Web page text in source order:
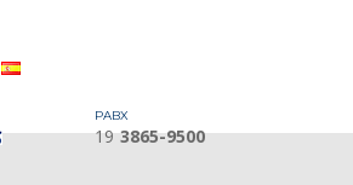
PABX
19 3865-9500